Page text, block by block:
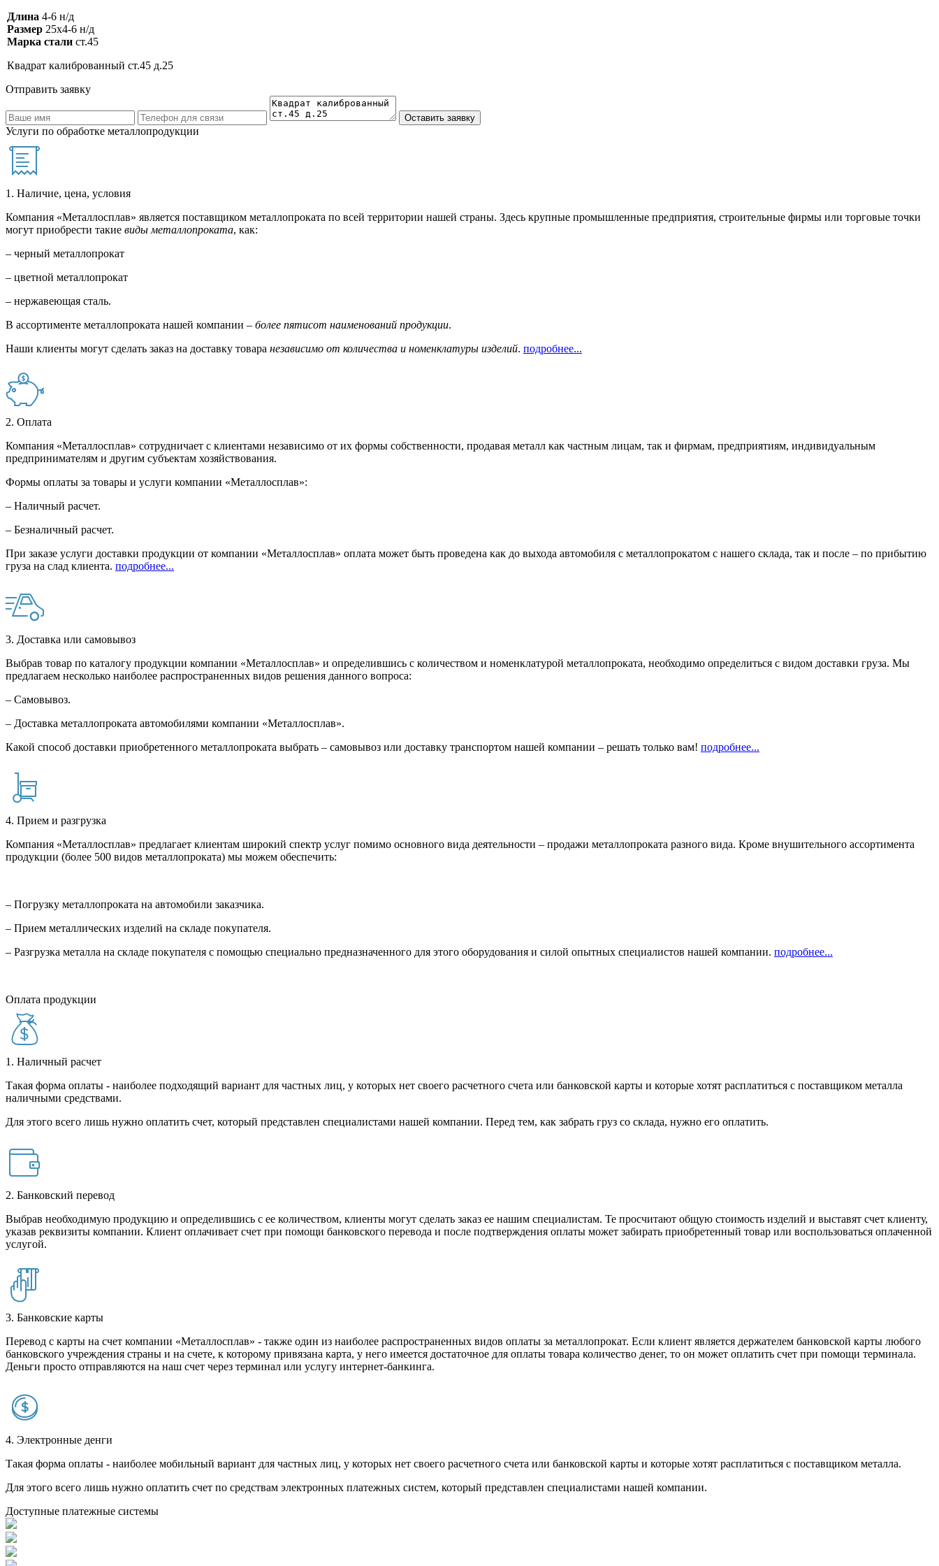
Длина 4-6 н/д
Размер 25х4-6 н/д
Марка стали ст.45
Квадрат калиброванный ст.45 д.25
Отправить заявку
Услуги по обработке металлопродукции
1. Наличие, цена, условия
Компания «Металлосплав» является поставщиком металлопроката по всей территории нашей страны. Здесь крупные промышленные предприятия, строительные фирмы или торговые точки
могут приобрести такие виды металлопроката, как:
– черный металлопрокат
– цветной металлопрокат
– нержавеющая сталь.
В ассортименте металлопроката нашей компании – более пятисот наименований продукции.
Наши клиенты могут сделать заказ на доставку товара независимо от количества и номенклатуры изделий. подробнее...
2. Оплата
Компания «Металлосплав» сотрудничает с клиентами независимо от их формы собственности, продавая металл как частным лицам, так и фирмам, предприятиям, индивидуальным
предпринимателям и другим субъектам хозяйствования.
Формы оплаты за товары и услуги компании «Металлосплав»:
– Наличный расчет.
– Безналичный расчет.
При заказе услуги доставки продукции от компании «Металлосплав» оплата может быть проведена как до выхода автомобиля с металлопрокатом с нашего склада, так и после – по прибытию
груза на слад клиента. подробнее...
3. Доставка или самовывоз
Выбрав товар по каталогу продукции компании «Металлосплав» и определившись с количеством и номенклатурой металлопроката, необходимо определиться с видом доставки груза. Мы
предлагаем несколько наиболее распространенных видов решения данного вопроса:
– Самовывоз.
– Доставка металлопроката автомобилями компании «Металлосплав».
Какой способ доставки приобретенного металлопроката выбрать – самовывоз или доставку транспортом нашей компании – решать только вам! подробнее...
4. Прием и разгрузка
Компания «Металлосплав» предлагает клиентам широкий спектр услуг помимо основного вида деятельности – продажи металлопроката разного вида. Кроме внушительного ассортимента
продукции (более 500 видов металлопроката) мы можем обеспечить:
– Погрузку металлопроката на автомобили заказчика.
– Прием металлических изделий на складе покупателя.
– Разгрузка металла на складе покупателя с помощью специально предназначенного для этого оборудования и силой опытных специалистов нашей компании. подробнее...
Оплата продукции
1. Наличный расчет
Такая форма оплаты - наиболее подходящий вариант для частных лиц, у которых нет своего расчетного счета или банковской карты и которые хотят расплатиться с поставщиком металла
наличными средствами.
Для этого всего лишь нужно оплатить счет, который представлен специалистами нашей компании. Перед тем, как забрать груз со склада, нужно его оплатить.
2. Банковский перевод
Выбрав необходимую продукцию и определившись с ее количеством, клиенты могут сделать заказ ее нашим специалистам. Те просчитают общую стоимость изделий и выставят счет клиенту,
указав реквизиты компании. Клиент оплачивает счет при помощи банковского перевода и после подтверждения оплаты может забирать приобретенный товар или воспользоваться оплаченной
услугой.
3. Банковские карты
Перевод с карты на счет компании «Металлосплав» - также один из наиболее распространенных видов оплаты за металлопрокат. Если клиент является держателем банковской карты любого
банковского учреждения страны и на счете, к которому привязана карта, у него имеется достаточное для оплаты товара количество денег, то он может оплатить счет при помощи терминала.
Деньги просто отправляются на наш счет через терминал или услугу интернет-банкинга.
4. Электронные денги
Такая форма оплаты - наиболее мобильный вариант для частных лиц, у которых нет своего расчетного счета или банковской карты и которые хотят расплатиться с поставщиком металла.
Для этого всего лишь нужно оплатить счет по средствам электронных платежных систем, который представлен специалистами нашей компании.
Доступные платежные системы